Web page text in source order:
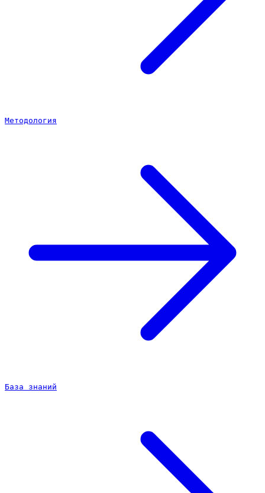
Методология
База знаний